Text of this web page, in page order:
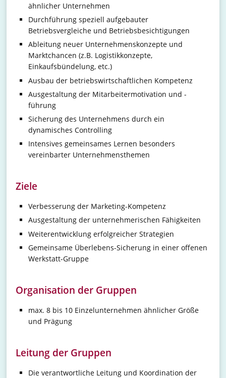
ähnlicher Unternehmen
Durchführung speziell aufgebauter
Betriebsvergleiche und Betriebsbesichtigungen
Ableitung neuer Unternehmenskonzepte und
Marktchancen (z.B. Logistikkonzepte,
Einkaufsbündelung, etc.)
Ausbau der betriebswirtschaftlichen Kompetenz
Ausgestaltung der Mitarbeitermotivation und -
führung
Sicherung des Unternehmens durch ein
dynamisches Controlling
Intensives gemeinsames Lernen besonders
vereinbarter Unternehmensthemen
Ziele
Verbesserung der Marketing-Kompetenz
Ausgestaltung der unternehmerischen Fähigkeiten
Weiterentwicklung erfolgreicher Strategien
Gemeinsame Überlebens-Sicherung in einer offenen
Werkstatt-Gruppe
Organisation der Gruppen
max. 8 bis 10 Einzelunternehmen ähnlicher Größe
und Prägung
Leitung der Gruppen
Die verantwortliche Leitung und Koordination der